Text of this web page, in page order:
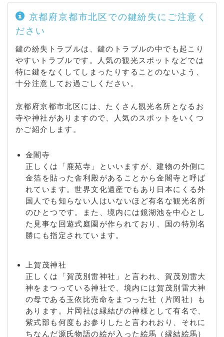
上賀茂狭間町 / 上賀茂柊谷町 / 上賀茂東上之段町 / 上
賀茂東後藤町 / 上賀茂備後田町 / 上賀茂藤ノ木町 / 上
薗口町 / 上賀茂深泥池町 / 上賀茂南大路町 / 上賀茂向
梅町 / 上賀茂向縄手町 / 上賀茂女夫岩町 / 上賀茂本山
/ 上賀茂薮田町 / 上賀茂山本町 / 上賀茂六段田町 / 上
御霊上江町 / 上清蔵口町 / 北野上白梅町 / 北野紅梅町
赤阪町 / 衣笠荒見町 / 衣笠大祓町 / 衣笠街道町 / 衣笠
鏡石町 / 衣笠北荒見町 / 衣笠北高橋町 / 衣笠北天神森
町 / 衣笠衣笠山町 / 衣笠御所ノ内町 / 衣笠総門町 / 衣
尊上院町 / 衣笠西馬場町 / 衣笠西開キ町 / 衣笠馬場町
/ 衣笠東御所ノ内町 / 衣笠東尊上院町 / 衣笠東開キ町
/ 衣笠氷室町 / 衣笠開キ町 / 金閣寺町 / 雲ケ畑出谷町
/ 雲ケ畑中津川町 / 雲ケ畑中畑町 / 鞍馬口町 / 小松原
北町 / 小松原南町 / 小山板倉町 / 小山上板倉町 / 小山
上内河原町 / 小山上初音町 / 小山上花ノ木町 / 小山上
総町 / 小山北大野町 / 小山北上総町 / 小山北玄以町 /
小山下板倉町 / 小山下内河原町 / 小山下初音町 / 小山
/ 小山西上総町 / 小山西玄以町 / 小山西花池町 / 小山
西元町 / 小山初音町 / 小山花ノ木町 / 小山東大野町 /
小山東玄以町 / 小山東花池町 / 小山東元町 / 小山堀池
町 / 小山南大野町 / 小山南上総町 / 小山元町 / 小山町
/ 紫竹牛若町 / 紫竹上梅ノ木町 / 紫竹上高才町 / 紫竹
上芝本町 / 紫竹上園生町 / 紫竹上竹殿町 / 紫竹上長目
町 / 紫竹上ノ岸町 / 紫竹上堀川町 / 紫竹上本町 / 紫竹
京都府京都市北区での鍵紛失にご注意く
ださい
鍵の紛失トラブルは、鍵のトラブルの中でも起こり
やすいトラブルです。人気の観光スポットなどでは
特に鍵をなくしてしまったりすることのないよう、
十分注意してお過ごしください。
京都府京都市北区には、たくさん観光名所となるお
寺や神社がありますので、人気のスポットをいくつ
かご紹介します。
金閣寺
正しくは「鹿苑寺」といいますが、建物の外側に
金箔を貼った舎利殿があることから金閣寺と呼ば
れています。世界文化遺産でもあり日本にくる外
国人でも知らない人はいないほど有名な観光名所
のひとつです。また、境内には鏡湖池を中心とし
た見事な回遊式庭園が作られており、国の特別名
勝にも指定されています。
上賀茂神社
正しくは「賀茂別雷神社」と言われ、賀茂別雷大
神をまつっている神社で、境内には賀茂別雷大神
の母である玉依比売命をまつった社（片岡社）も
あります。片岡社は縁結びの神様として有名で、
紫式部も何度もお参りしたと言われおり、それに
ちなんだ源氏物語の絵が入った絵馬（縁結絵馬）